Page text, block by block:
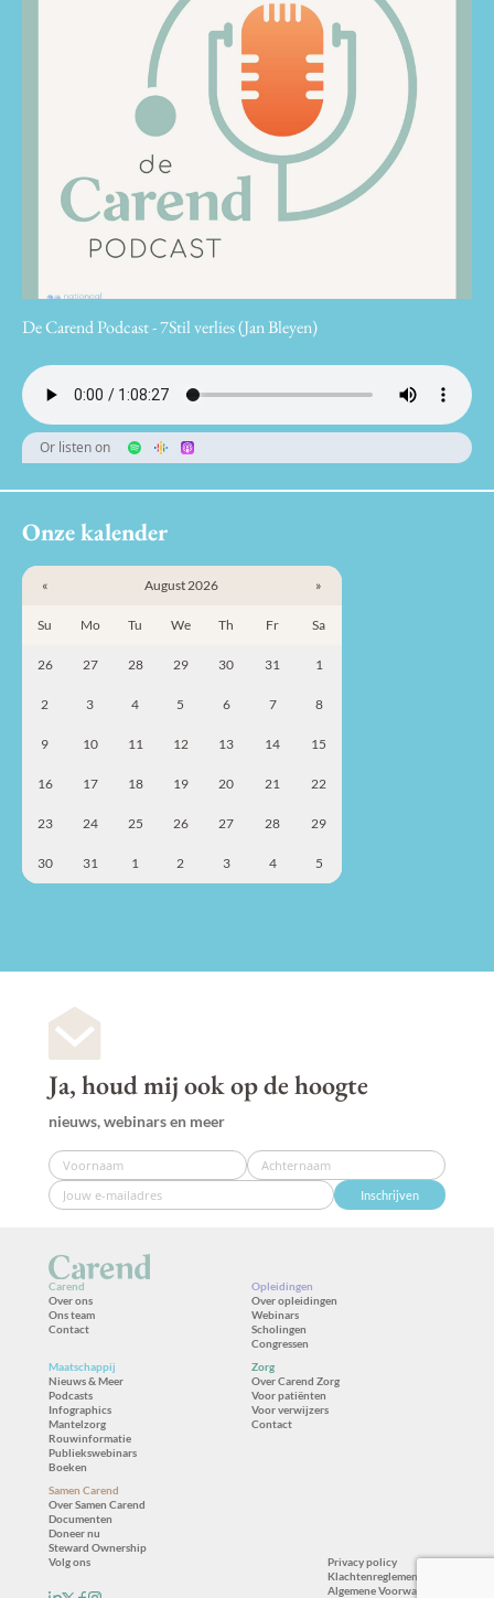
De Carend Podcast - 7Stil verlies (Jan Bleyen)
Or listen on
Onze kalender
« August 2026 »
Su Mo Tu We Th Fr Sa
26 27 28 29 30 31 1
2 3 4 5 6 7 8
9 10 11 12 13 14 15
16 17 18 19 20 21 22
23 24 25 26 27 28 29
30 31 1 2 3 4 5
Ja, houd mij ook op de hoogte
nieuws, webinars en meer
Inschrijven
Carend
Over ons
Ons team
Contact
Opleidingen
Over opleidingen
Webinars
Scholingen
Congressen
Maatschappij
Nieuws & Meer
Podcasts
Infographics
Mantelzorg
Rouwinformatie
Publiekswebinars
Boeken
Zorg
Over Carend Zorg
Voor patiënten
Voor verwijzers
Contact
Samen Carend
Over Samen Carend
Documenten
Doneer nu
Steward Ownership
Volg ons
Privacy policy
Klachtenreglement
Algemene Voorwaarden